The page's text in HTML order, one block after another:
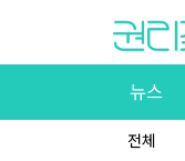
뉴스
전체